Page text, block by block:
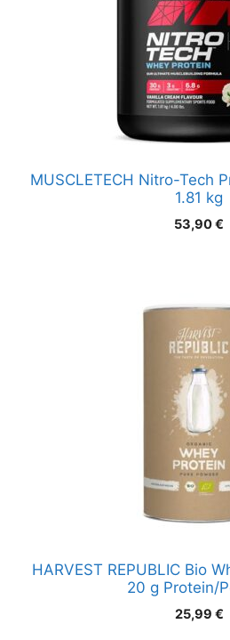
MUSCLETECH Nitro-Tech
1.81 kg
53,90€
HARVEST REPUBLIC Bio
20 g Protein/
25,99 €